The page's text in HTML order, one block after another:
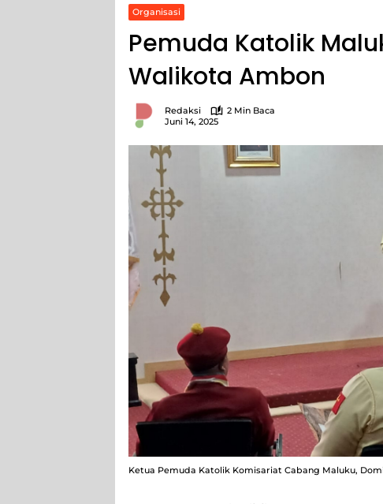
Organisasi
Pemuda Katolik
Walikota Ambon
Redaksi
2 Min Baca
Juni 14, 2025
Ketua Pemuda Katolik Komisariat Cabang Maluku,